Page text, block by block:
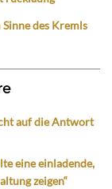
des Kremls
auf die Antwort
eine einladende,
zeigen“